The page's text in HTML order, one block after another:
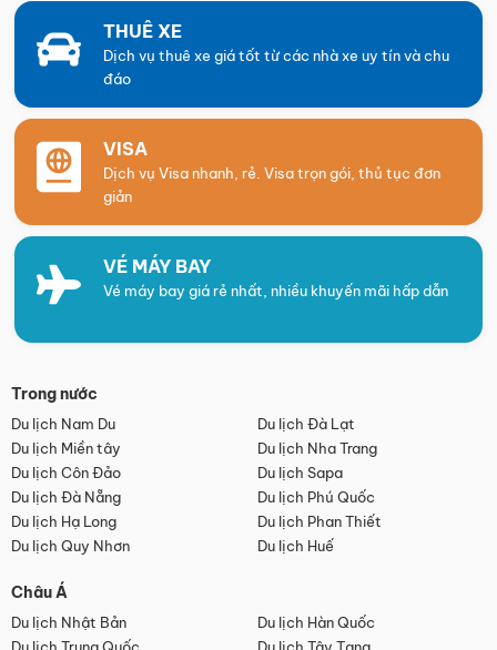
THUÊ XE
Dịch vụ thuê xe giá tốt từ các nhà xe uy tín và chu
đáo
VISA
Dịch vụ Visa nhanh, rẻ. Visa trọn gói, thủ tục đơn
giản
VÉ MÁY BAY
Vé máy bay giá rẻ nhất, nhiều khuyến mãi hấp dẫn
Trong nước
Du lịch Nam Du
Du lịch Đà Lạt
Du lịch Miền tây
Du lịch Nha Trang
Du lịch Côn Đảo
Du lịch Sapa
Du lịch Đà Nẵng
Du lịch Phú Quốc
Du lịch Hạ Long
Du lịch Phan Thiết
Du lịch Quy Nhơn
Du lịch Huế
Châu Á
Du lịch Nhật Bản
Du lịch Hàn Quốc